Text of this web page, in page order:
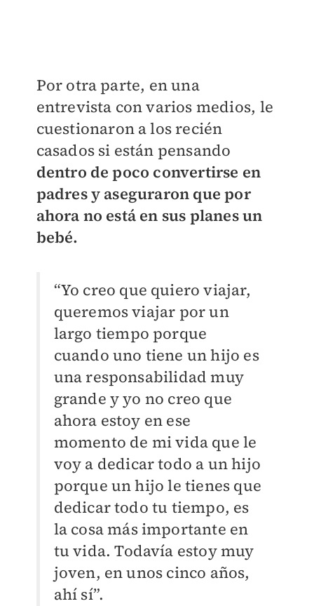
Por otra parte, en una
entrevista con varios medios, le
cuestionaron a los recién
casados si están pensando
dentro de poco convertirse en
padres y aseguraron que por
ahora no está en sus planes un
bebé.
“Yo creo que quiero viajar,
queremos viajar por un
largo tiempo porque
cuando uno tiene un hijo es
una responsabilidad muy
grande y yo no creo que
ahora estoy en ese
momento de mi vida que le
voy a dedicar todo a un hijo
porque un hijo le tienes que
dedicar todo tu tiempo, es
la cosa más importante en
tu vida. Todavía estoy muy
joven, en unos cinco años,
ahí sí”.